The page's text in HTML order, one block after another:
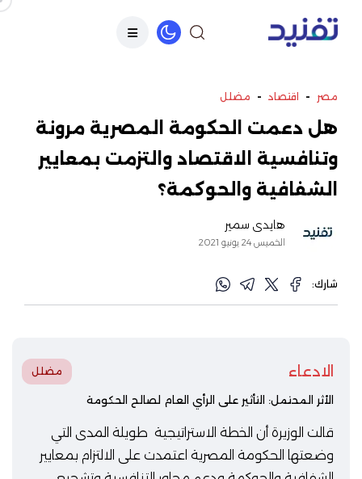
مصر - اقتصاد - مضلل
هل دعمت الحكومة المصرية مرونة
وتنافسية الاقتصاد والتزمت بمعايير
الشفافية والحوكمة؟
هايدي سمير
الخميس 24 يونيو 2021
شارك:
الادعاء مضلل
الأثر المحتمل: التأثير على الرأي العام لصالح الحكومة
قالت الوزيرة أن الخطة الاستراتيجية طويلة المدى التي
وضعتها الحكومة المصرية اعتمدت على الالتزام بمعايير